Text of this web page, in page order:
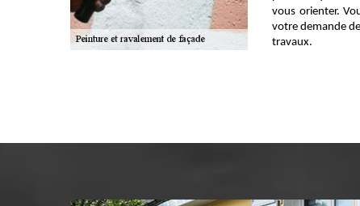
vous orienter.
votre demande
travaux.